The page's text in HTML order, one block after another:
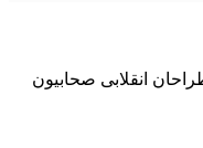
انقلابی صحابیون